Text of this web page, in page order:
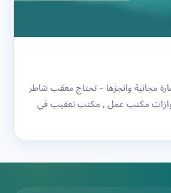
مجانية وانجزها – تحتاج معقب شاطر
مكتب عمل , مكتب تعقيب في